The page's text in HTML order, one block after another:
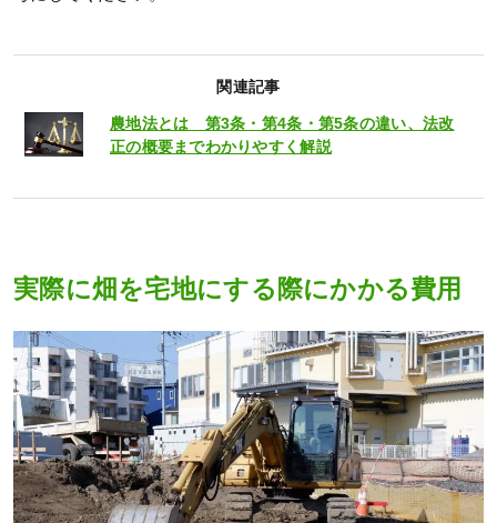
関連記事
農地法とは 第3条・第4条・第5条の違い、法改
正の概要までわかりやすく解説
実際に畑を宅地にする際にかかる費用